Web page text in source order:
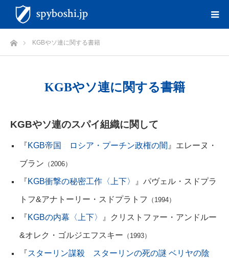
ホームKGBやソ連に関する書籍
KGBやソ連に関する書籍
KGBやソ連のスパイ組織に関して
『KGB帝国 ロシア・プーチン政権の闇 』エレーヌ・
ブラン （2006）
『KGB衝撃の秘密工作〈上下〉 』パヴェル・スドプラ
トフ&アナトーリー・スドプラトフ （1994）
『KGBの内幕〈上下〉 』クリストファー・アンドルー
&オレク・ゴルジエフスキー （1993）
『スターリン謀殺 スターリンの死の謎 ベリヤの陰